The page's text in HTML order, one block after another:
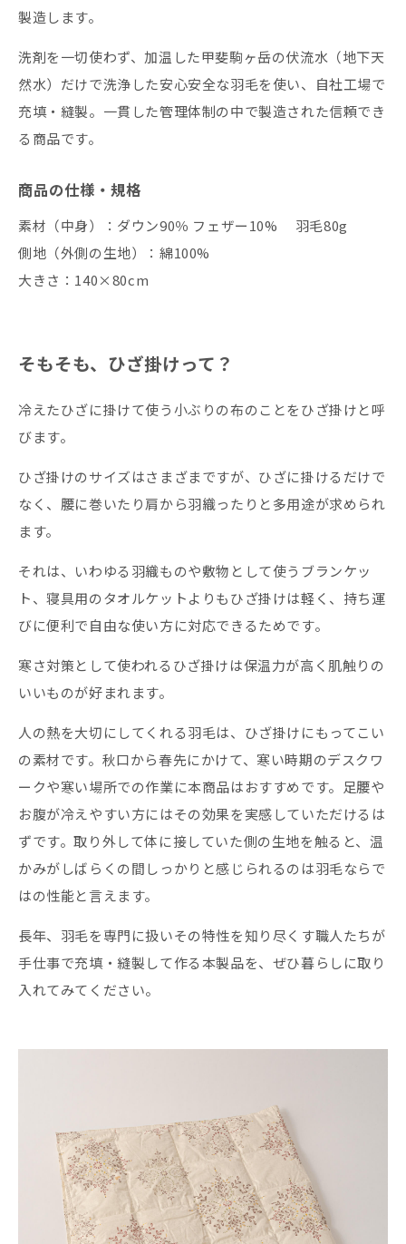
製造します。
洗剤を一切使わず、加温した甲斐駒ヶ岳の伏流水（地下天
然水）だけで洗浄した安心安全な羽毛を使い、自社工場で
充填・縫製。一貫した管理体制の中で製造された信頼でき
る商品です。
商品の仕様・規格
素材（中身）：ダウン90％ フェザー10% 羽毛80g
側地（外側の生地）：綿100%
大きさ：140×80cm
そもそも、ひざ掛けって？
冷えたひざに掛けて使う小ぶりの布のことをひざ掛けと呼
びます。
ひざ掛けのサイズはさまざまですが、ひざに掛けるだけで
なく、腰に巻いたり肩から羽織ったりと多用途が求められ
ます。
それは、いわゆる羽織ものや敷物として使うブランケッ
ト、寝具用のタオルケットよりもひざ掛けは軽く、持ち運
びに便利で自由な使い方に対応できるためです。
寒さ対策として使われるひざ掛けは保温力が高く肌触りの
いいものが好まれます。
人の熱を大切にしてくれる羽毛は、ひざ掛けにもってこい
の素材です。秋口から春先にかけて、寒い時期のデスクワ
ークや寒い場所での作業に本商品はおすすめです。足腰や
お腹が冷えやすい方にはその効果を実感していただけるは
ずです。取り外して体に接していた側の生地を触ると、温
かみがしばらくの間しっかりと感じられるのは羽毛ならで
はの性能と言えます。
長年、羽毛を専門に扱いその特性を知り尽くす職人たちが
手仕事で充填・縫製して作る本製品を、ぜひ暮らしに取り
入れてみてください。